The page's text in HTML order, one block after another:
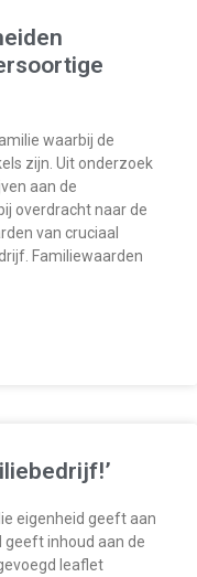
waarbij de
zijn. Uit onderzoek
aan de
overdracht naar de
van cruciaal
Familiewaarden
eigenheid geeft aan
geeft inhoud aan de
leaflet